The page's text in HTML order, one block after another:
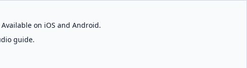
on iOS and Android.
guide.